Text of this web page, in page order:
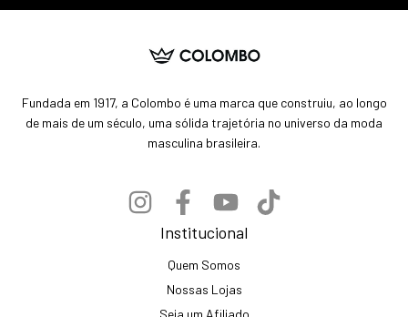
Fundada em 1917, a Colombo é uma marca que construiu, ao longo
de mais de um século, uma sólida trajetória no universo da moda
masculina brasileira.
Institucional
Quem Somos
Nossas Lojas